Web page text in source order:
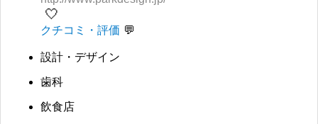
🤍
クチコミ・評価
設計・デザイン
歯科
飲食店